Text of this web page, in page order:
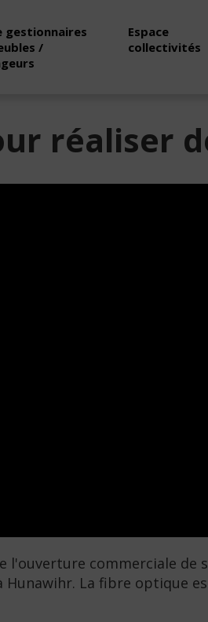
gestionnaires
/
Espace
collectivités
réaliser
commerciale de
Hunawihr. La fibre optique